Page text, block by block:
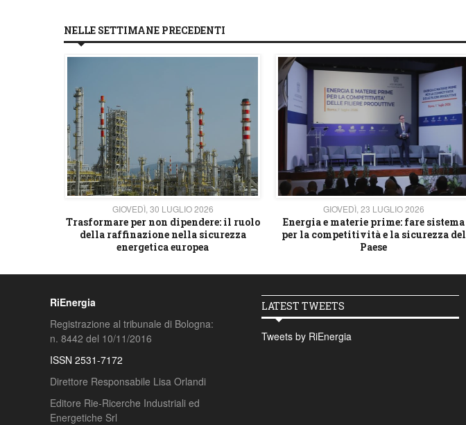
NELLE SETTIMANE PRECEDENTI
GIOVEDÌ, 30 LUGLIO 2026
Trasformare per non dipendere: il ruolo
della raffinazione nella sicurezza
energetica europea
GIOVEDÌ, 23 LUGLIO 2026
Energia e materie prime: fare sistema
per la competitività e la sicurezza del
Paese
RiEnergia
Registrazione al tribunale di Bologna:
n. 8442 del 10/11/2016
ISSN 2531-7172
Direttore Responsabile Lisa Orlandi
Editore Rie-Ricerche Industriali ed
Energetiche Srl
LATEST TWEETS
Tweets by RiEnergia